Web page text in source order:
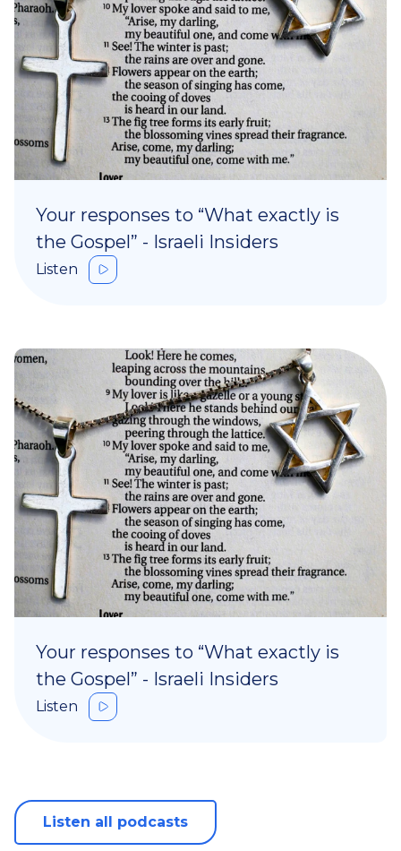
Your responses to “What exactly is
the Gospel” - Israeli Insiders
Listen
Your responses to “What exactly is
the Gospel” - Israeli Insiders
Listen
Listen all podcasts